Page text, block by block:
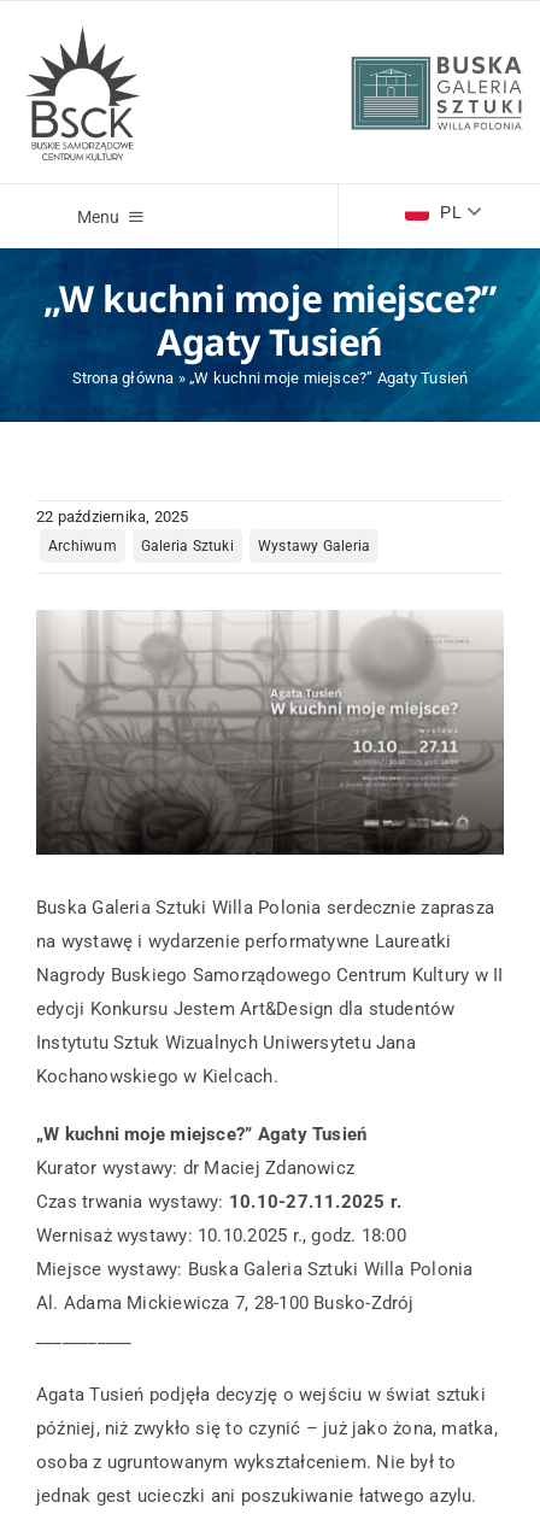
zawartości
Menu
Wydarzenia
Centrum Informacji Turystycznej
Kompleks Tężnia
Edukacja
O nas
Kontakt
PL
„W kuchni moje miejsce?”
Agaty Tusień
Strona główna »„W kuchni moje miejsce?” Agaty Tusień
22 października, 2025
Archiwum Galeria Sztuki Wystawy Galeria
Buska Galeria Sztuki Willa Polonia serdecznie zaprasza
na wystawę i wydarzenie performatywne Laureatki
Nagrody Buskiego Samorządowego Centrum Kultury w II
edycji Konkursu Jestem Art&Design dla studentów
Instytutu Sztuk Wizualnych Uniwersytetu Jana
Kochanowskiego w Kielcach.
„W kuchni moje miejsce?” Agaty Tusień
Kurator wystawy: dr Maciej Zdanowicz
Czas trwania wystawy: 10.10-27.11.2025 r.
Wernisaż wystawy: 10.10.2025 r., godz. 18:00
Miejsce wystawy: Buska Galeria Sztuki Willa Polonia
Al. Adama Mickiewicza 7, 28-100 Busko-Zdrój
Agata Tusień podjęła decyzję o wejściu w świat sztuki
później, niż zwykło się to czynić – już jako żona, matka,
osoba z ugruntowanym wykształceniem. Nie był to
jednak gest ucieczki ani poszukiwanie łatwego azylu.